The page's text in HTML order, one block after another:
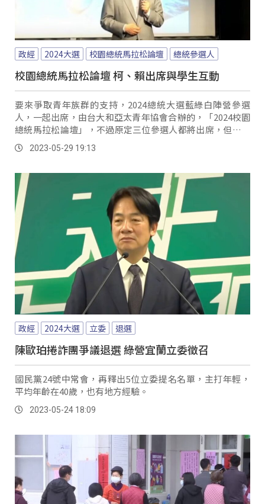
政經 2024大選 校園總統馬拉松論壇 總統參選人
校園總統馬拉松論壇 柯、賴出席與學生互動
要來爭取青年族群的支持，2024總統大選藍綠白陣營參選
人，一起出席，由台大和亞太青年協會合辦的，「2024校園
總統馬拉松論壇」，不過原定三位參選人都將出席，但最終
唯獨國民黨總統參選人侯友宜不見人影，而他也解釋說，因
為原先就有安排好行程，也錄了一段影片勉勵台大學生。
2023-05-29 19:13
政經 2024大選 立委 退選
陳歐珀捲詐團爭議退選 綠營宜蘭立委徵召
國民黨24號中常會，再釋出5位立委提名名單，主打年輕，
平均年齡在40歲，也有地方經驗。
2023-05-24 18:09